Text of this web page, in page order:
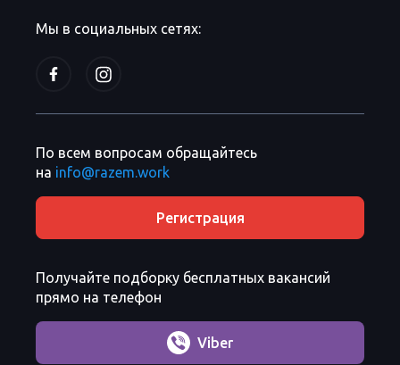
Мы в социальных сетях:
По всем вопросам обращайтесь
на info@razem.work
Регистрация
Получайте подборку бесплатных вакансий
прямо на телефон
Viber